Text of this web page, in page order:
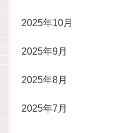
2025年10月
2025年9月
2025年8月
2025年7月